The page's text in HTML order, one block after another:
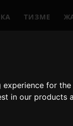
experience for
in our products
ТИЗМЕ